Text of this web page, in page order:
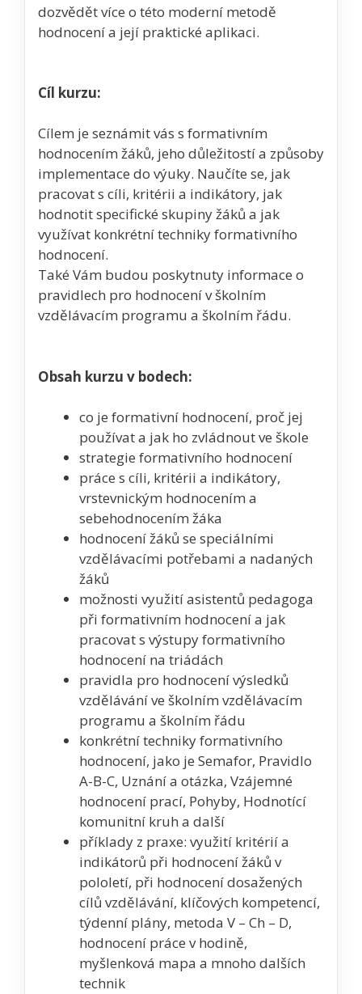
dozvědět více o této moderní metodě
hodnocení a její praktické aplikaci.
Cíl kurzu:
Cílem je seznámit vás s formativním
hodnocením žáků, jeho důležitostí a způsoby
implementace do výuky. Naučíte se, jak
pracovat s cíli, kritérii a indikátory, jak
hodnotit specifické skupiny žáků a jak
využívat konkrétní techniky formativního
hodnocení.
Také Vám budou poskytnuty informace o
pravidlech pro hodnocení v školním
vzdělávacím programu a školním řádu.
Obsah kurzu v bodech:
co je formativní hodnocení, proč jej
používat a jak ho zvládnout ve škole
strategie formativního hodnocení
práce s cíli, kritérii a indikátory,
vrstevnickým hodnocením a
sebehodnocením žáka
hodnocení žáků se speciálními
vzdělávacími potřebami a nadaných
žáků
možnosti využití asistentů pedagoga
při formativním hodnocení a jak
pracovat s výstupy formativního
hodnocení na triádách
pravidla pro hodnocení výsledků
vzdělávání ve školním vzdělávacím
programu a školním řádu
konkrétní techniky formativního
hodnocení, jako je Semafor, Pravidlo
A-B-C, Uznání a otázka, Vzájemné
hodnocení prací, Pohyby, Hodnotící
komunitní kruh a další
příklady z praxe: využití kritérií a
indikátorů při hodnocení žáků v
pololetí, při hodnocení dosažených
cílů vzdělávání, klíčových kompetencí,
týdenní plány, metoda V – Ch – D,
hodnocení práce v hodině,
myšlenková mapa a mnoho dalších
technik